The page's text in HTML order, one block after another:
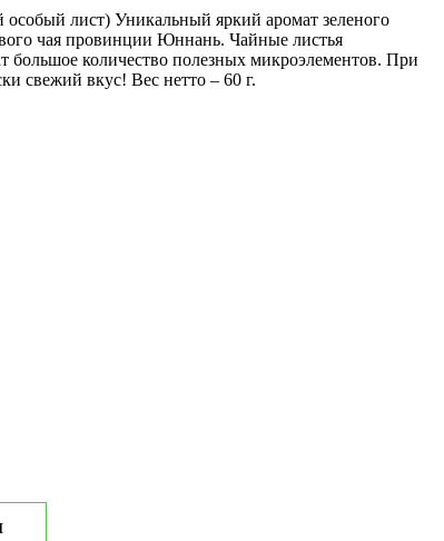
лист) Уникальный яркий аромат зеленого
чая провинции Юннань. Чайные листья
большое количество полезных микроэлементов. При
свежий вкус! Вес нетто – 60 г.